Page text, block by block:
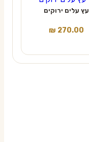
עץ עלים ירוקים
₪ 270.00